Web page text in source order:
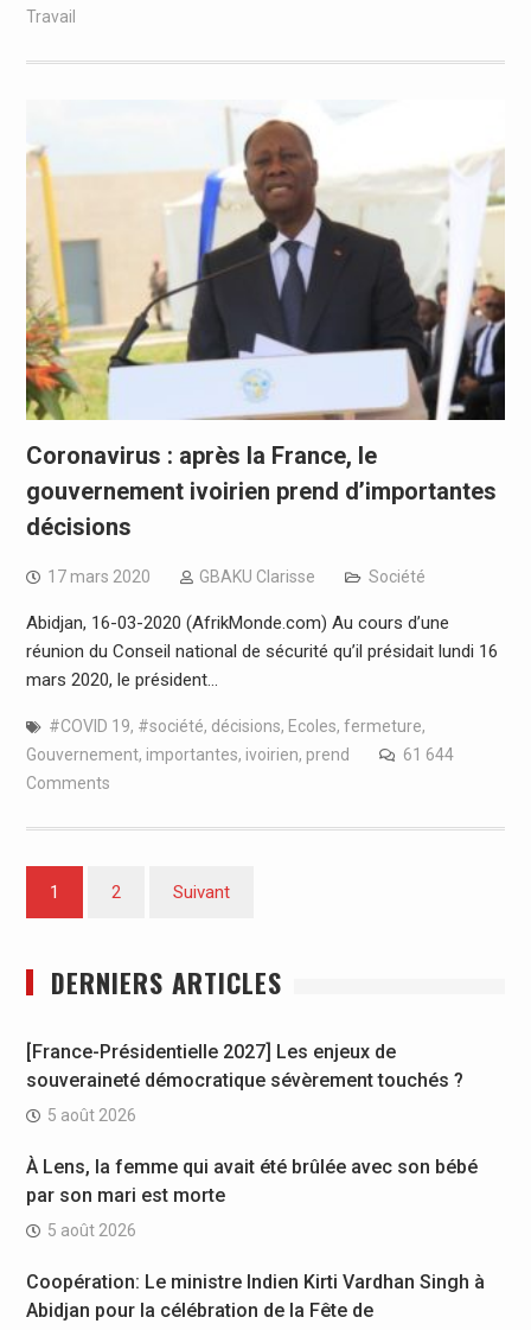
Travail
Coronavirus : après la France, le
gouvernement ivoirien prend d’importantes
décisions
17 mars 2020 GBAKU Clarisse Société
Abidjan, 16-03-2020 (AfrikMonde.com) Au cours d’une
réunion du Conseil national de sécurité qu’il présidait lundi 16
mars 2020, le président…
#COVID 19, #société, décisions, Ecoles, fermeture,
Gouvernement, importantes, ivoirien, prend
61 644
Comments
Pagination
des
1 2 Suivant
DERNIERS ARTICLES
[France-Présidentielle 2027] Les enjeux de
souveraineté démocratique sévèrement touchés ?
5 août 2026
À Lens, la femme qui avait été brûlée avec son bébé
par son mari est morte
5 août 2026
Coopération: Le ministre Indien Kirti Vardhan Singh à
Abidjan pour la célébration de la Fête de